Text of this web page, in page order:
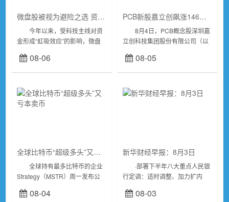
微盘股被视为避险之选 资金逢低布局博反弹
今年以来，受科技主线对资
金形成“虹吸效应”的影响，微盘
数及主题基金净值大幅回撤。不
过，7月下旬高位板块震荡分
08-06
PCB新股嘉立创飙涨146%，中一签最高赚7.5万元
8月4日，PCB概念股深圳嘉
立创科技集团股份有限公司（以
所主板，盘中一度涨177.65%，
报234.50元/股。...
08-05
全球比特币“超级多头”又亏本卖币
全球持有最多比特币的企业
Strategy（MSTR）周一发布公
的比特币。 公告显示，公司
08-04
新华财经早报：8月3日
·部署下半年八大重点人民银
行定调：适时调整、加力扩内
德、宁德时代最受青睐最新研
08-03